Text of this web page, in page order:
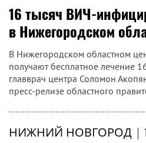
16 тысяч ВИЧ-
в Нижегородском
В Нижегородском областном
получают бесплатное лечение
главврач центра Соломон
пресс-релизе областного
НИЖНИЙ НОВГОРОД |